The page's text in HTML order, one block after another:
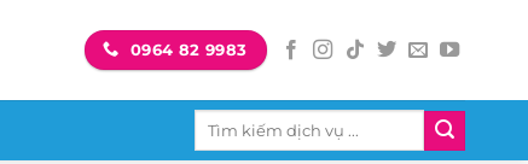
0964 82 9983
Tìm